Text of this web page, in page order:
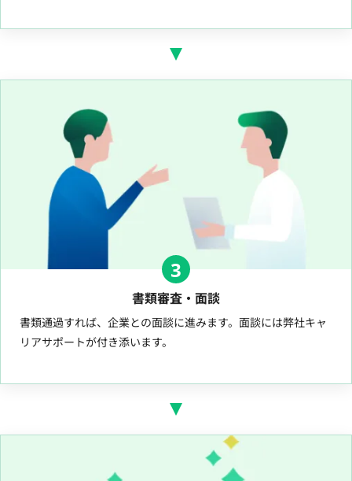
3
書類審査・面談
書類通過すれば、企業との面談に進みます。面談には弊社キャ
リアサポートが付き添います。